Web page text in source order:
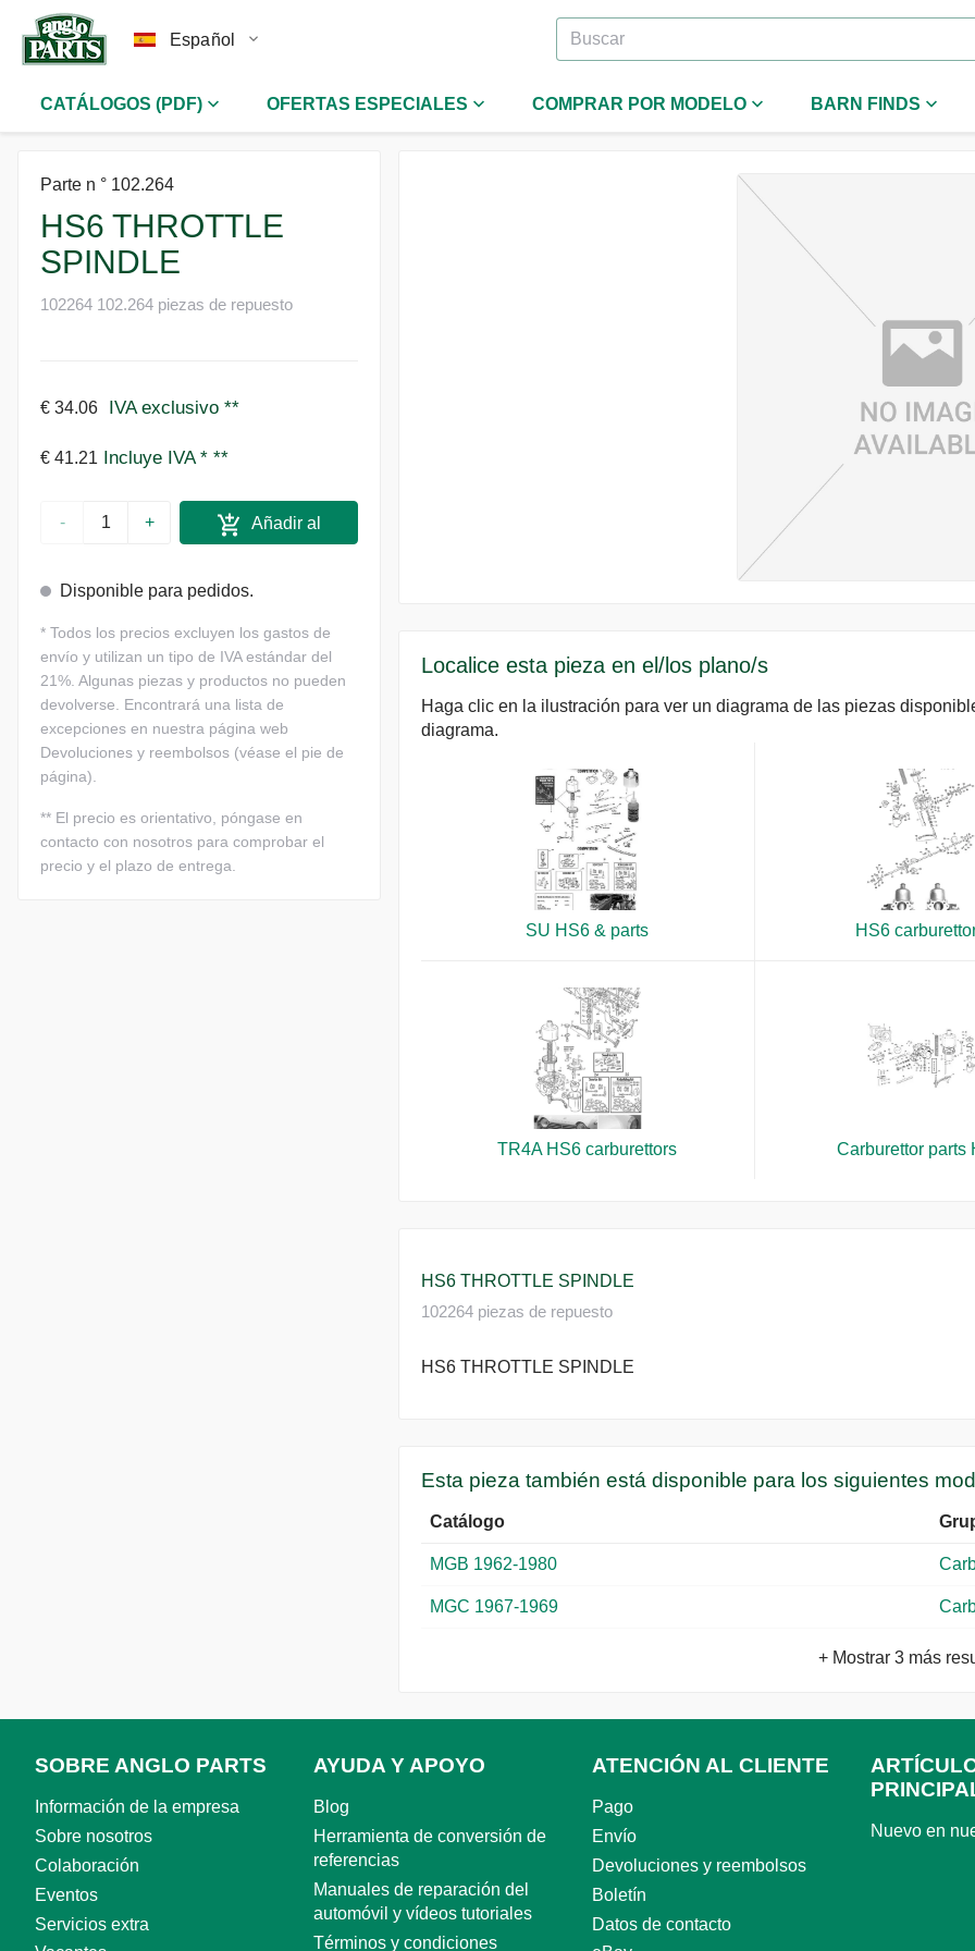
Español
CATÁLOGOS (PDF) OFERTAS ESPECIALES COMPRAR POR MODELO BARN FINDS
Parte n ° 102.264
HS6 THROTTLE
SPINDLE
102264 102.264 piezas de repuesto
€ 34.06 IVA exclusivo **
€ 41.21 Incluye IVA * **
- +
Añadir al
Disponible para pedidos.
* Todos los precios excluyen los gastos de
envío y utilizan un tipo de IVA estándar del
21%. Algunas piezas y productos no pueden
devolverse. Encontrará una lista de
excepciones en nuestra página web
Devoluciones y reembolsos (véase el pie de
página).
** El precio es orientativo, póngase en
contacto con nosotros para comprobar el
precio y el plazo de entrega.
Localice esta pieza en el/los plano/s
Haga clic en la ilustración para ver un diagrama de las piezas
diagrama.
SU HS6 & parts HS6
TR4A HS6 carburettors Carburettor parts
HS6 THROTTLE SPINDLE
102264 piezas de repuesto
HS6 THROTTLE SPINDLE
Esta pieza también está disponible para los siguientes
Catálogo
MGB 1962-1980
MGC 1967-1969
+ Mostrar 3 más
SOBRE ANGLO PARTS
Información de la empresa
Sobre nosotros
Colaboración
Eventos
Servicios extra
AYUDA Y APOYO
Blog
Herramienta de conversión de
referencias
Manuales de reparación del
automóvil y vídeos tutoriales
Términos y condiciones
ATENCIÓN AL CLIENTE
Pago
Envío
Devoluciones y reembolsos
Boletín
Datos de contacto
Nuevo en